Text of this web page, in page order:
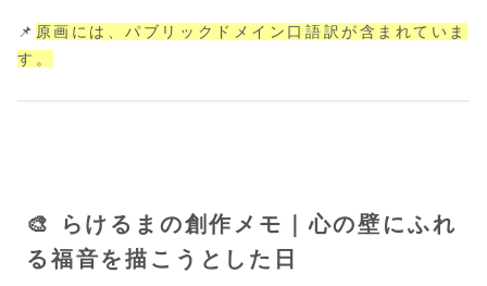
📌 原画には、パブリックドメイン口語訳が含まれていま
す。
🎨 らけるまの創作メモ｜心の壁にふれ
る福音を描こうとした日